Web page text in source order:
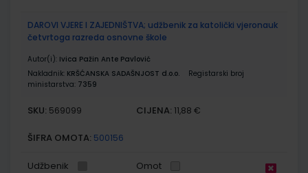
DAROVI VJERE I ZAJEDNIŠTVA; udžbenik za katolički vjeronauk
četvrtoga razreda osnovne škole
Autor(i): Ivica Pažin Ante Pavlović
Nakladnik: KRŠĆANSKA SADAŠNJOST d.o.o.
Registarski broj
ministarstva: 7359
SKU: 569099 CIJENA: 11,88 €
ŠIFRA OMOTA: 500156
Udžbenik Omot